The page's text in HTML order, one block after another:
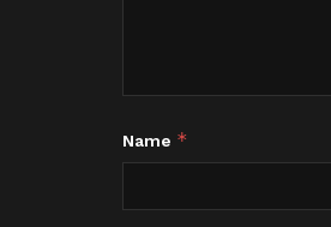
Name *